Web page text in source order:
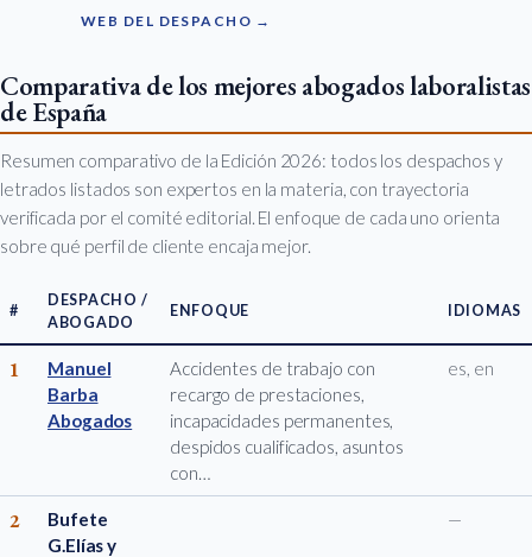
WEB DEL DESPACHO →
Comparativa de los mejores abogados laboralistas
de España
Resumen comparativo de la Edición 2026: todos los despachos y
letrados listados son expertos en la materia, con trayectoria
verificada por el comité editorial. El enfoque de cada uno orienta
sobre qué perfil de cliente encaja mejor.
#
DESPACHO /
ABOGADO
ENFOQUE IDIOMAS
1
Manuel
Barba
Abogados
Accidentes de trabajo con
recargo de prestaciones,
incapacidades permanentes,
despidos cualificados, asuntos
con…
es, en
2
Bufete
G.Elías y
—